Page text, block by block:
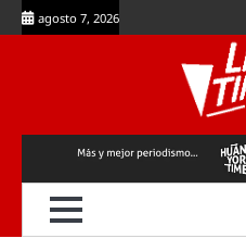
Skip
to
agosto 7, 2026